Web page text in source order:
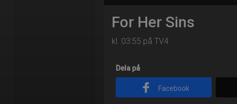
For Her Sins
kl. 03:55 på TV4
Dela på
Facebook